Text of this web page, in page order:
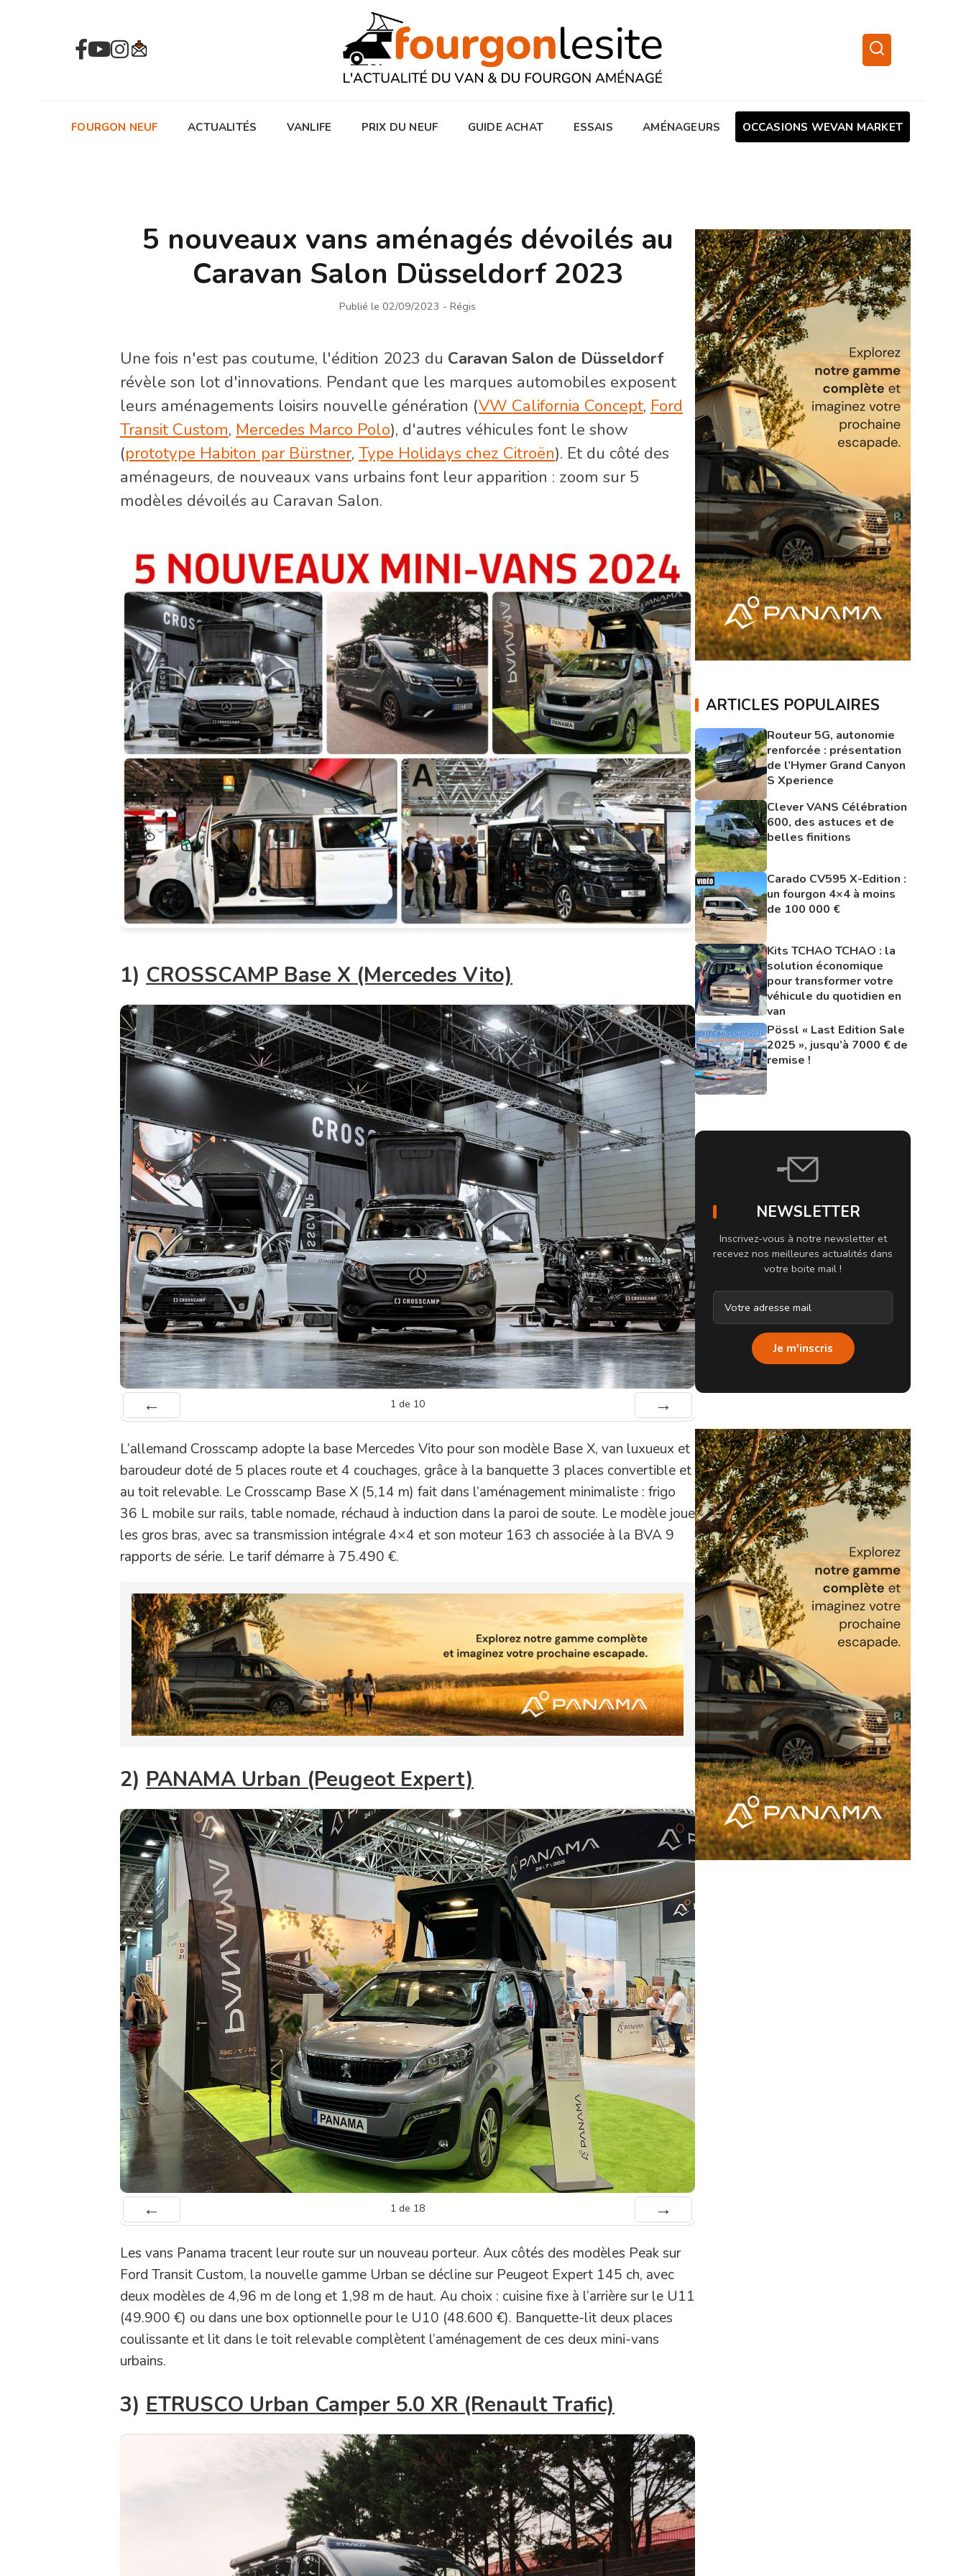
FOURGON NEUF ACTUALITÉS VANLIFE PRIX DU NEUF GUIDE ACHAT ESSAIS AMÉNAGEURS OCCASIONS WEVAN MARKET
5 nouveaux vans aménagés dévoilés au
Caravan Salon Düsseldorf 2023
Publié le 02/09/2023 - Régis
Une fois n'est pas coutume, l'édition 2023 du Caravan Salon de Düsseldorf
révèle son lot d'innovations. Pendant que les marques automobiles exposent
leurs aménagements loisirs nouvelle génération (VW California Concept, Ford
Transit Custom, Mercedes Marco Polo), d'autres véhicules font le show
(prototype Habiton par Bürstner, Type Holidays chez Citroën). Et du côté des
aménageurs, de nouveaux vans urbains font leur apparition : zoom sur 5
modèles dévoilés au Caravan Salon.
1) CROSSCAMP Base X (Mercedes Vito)
1 de 10
L’allemand Crosscamp adopte la base Mercedes Vito pour son modèle Base X, van luxueux et
baroudeur doté de 5 places route et 4 couchages, grâce à la banquette 3 places convertible et
au toit relevable. Le Crosscamp Base X (5,14 m) fait dans l’aménagement minimaliste : frigo
36 L mobile sur rails, table nomade, réchaud à induction dans la paroi de soute. Le modèle joue
les gros bras, avec sa transmission intégrale 4×4 et son moteur 163 ch associée à la BVA 9
rapports de série. Le tarif démarre à 75.490 €.
2) PANAMA Urban (Peugeot Expert)
1 de 18
Les vans Panama tracent leur route sur un nouveau porteur. Aux côtés des modèles Peak sur
Ford Transit Custom, la nouvelle gamme Urban se décline sur Peugeot Expert 145 ch, avec
deux modèles de 4,96 m de long et 1,98 m de haut. Au choix : cuisine fixe à l’arrière sur le U11
(49.900 €) ou dans une box optionnelle pour le U10 (48.600 €). Banquette-lit deux places
coulissante et lit dans le toit relevable complètent l’aménagement de ces deux mini-vans
urbains.
3) ETRUSCO Urban Camper 5.0 XR (Renault Trafic)
ARTICLES POPULAIRES
Routeur 5G, autonomie
renforcée : présentation
de l’Hymer Grand Canyon
S Xperience
Clever VANS Célébration
600, des astuces et de
belles finitions
Carado CV595 X-Edition :
un fourgon 4×4 à moins
de 100 000 €
Kits TCHAO TCHAO : la
solution économique
pour transformer votre
véhicule du quotidien en
van
Pössl « Last Edition Sale
2025 », jusqu’à 7000 € de
remise !
NEWSLETTER
Inscrivez-vous à notre newsletter et
recevez nos meilleures actualités dans
votre boite mail !
Je m'inscris